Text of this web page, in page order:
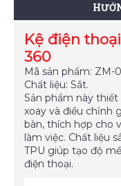
Kệ điện
360
Mã sản phẩm: ZM-
Chất liệu: Sắt.
Sản phẩm này
xoay và điều chỉnh
bàn, thích hợp cho
làm việc. Chất liệu
TPU giúp tạo độ
điện thoại.